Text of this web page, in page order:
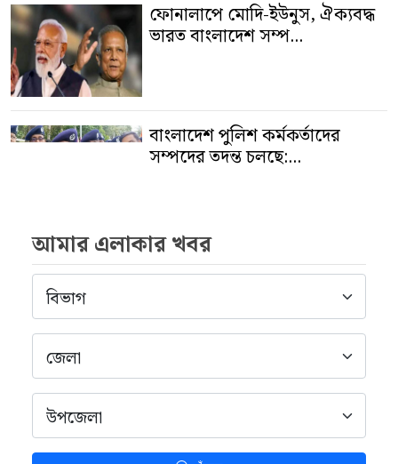
ফোনালাপে মোদি-ইউনুস, ঐক্যবদ্ধ
ভারত বাংলাদেশ সম্প...
বাংলাদেশ পুলিশ কর্মকর্তাদের
সম্পদের তদন্ত চলছে:...
আমার এলাকার খবর